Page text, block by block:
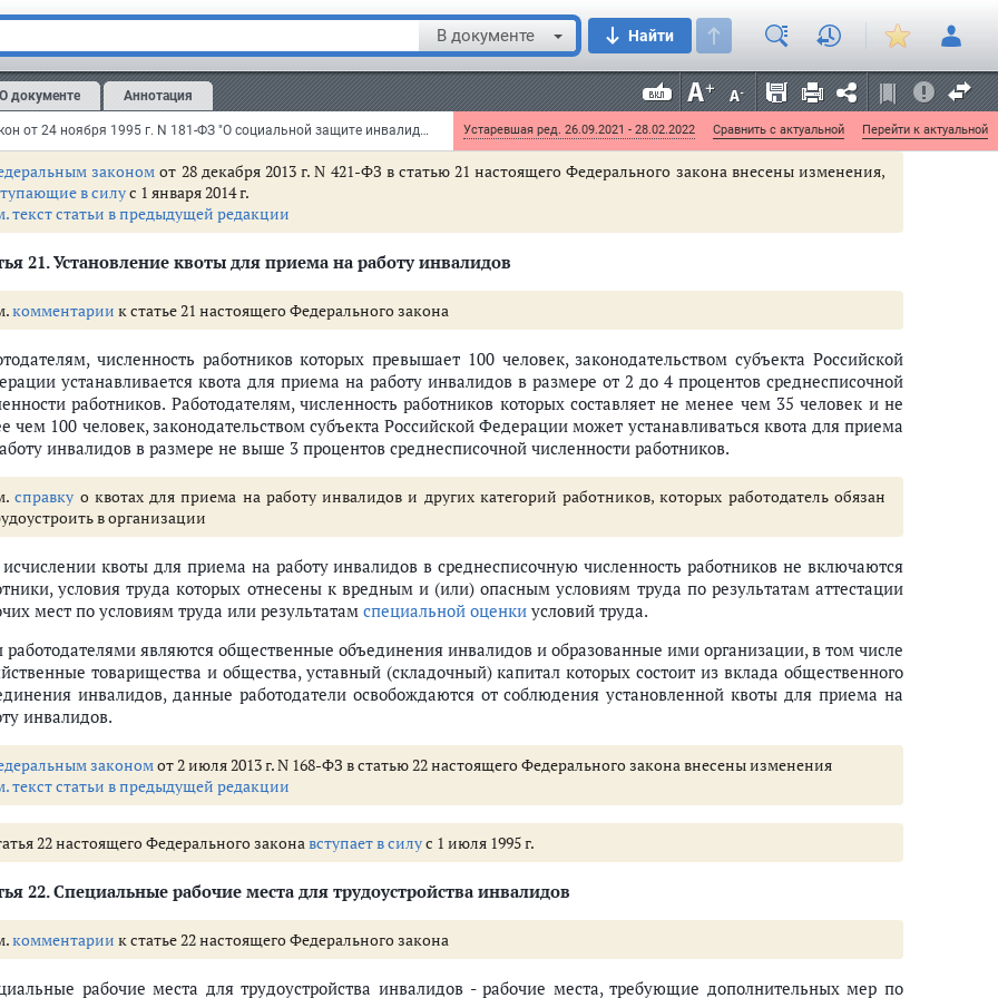
В документе Найти
О документе Аннотация
Федеральный закон от 24 ноября 1995 г. N 181-ФЗ "О социальной защите инвалидов в Российской Федерации" Устаревшая ред. 26.09.2021 - 28.02.2022 Сравнить с актуальной Перейти к актуальной
условий для предпринимательской деятельности инвалидов;
обучения инвалидов новым профессиям.
проведения специальных мероприятий, указанных вчасти первойнастоящей статьи, определяется органами
власти субъектов Российской Федерации.
законом от 28 декабря 2013 г. N 421-ФЗ в статью 21 настоящего Федерального закона внесены изменения,
в силус 1 января 2014 г.
текст статьи в предыдущей редакции
21.Установление квоты для приема на работу инвалидов
комментарии к статье 21 настоящего Федерального закона
численность работников которых превышает 100 человек, законодательством субъекта Российской
устанавливается квота для приема на работу инвалидов в размере от 2 до 4 процентов среднесписочной
работников. Работодателям, численность работников которых составляет не менее чем 35 человек и не
чем 100 человек, законодательством субъекта Российской Федерации может устанавливаться квота для приема
инвалидов в размере не выше 3 процентов среднесписочной численности работников.
справку о квотах для приема на работу инвалидов и других категорий работников, которых работодатель обязан
в организации
квоты для приема на работу инвалидов в среднесписочную численность работников не включаются
условия труда которых отнесены к вредным и (или) опасным условиям труда по результатам аттестации
мест по условиям труда или результатам специальной оценки условий труда.
работодателями являются общественные объединения инвалидов и образованные ими организации, в том числе
товарищества и общества, уставный (складочный) капитал которых состоит из вклада общественного
инвалидов, данные работодатели освобождаются от соблюдения установленной квоты для приема на
инвалидов.
закономот 2 июля 2013 г. N 168-ФЗ в статью 22 настоящего Федерального закона внесены изменения
текст статьи в предыдущей редакции
22 настоящего Федерального законавступает в силус 1 июля 1995 г.
22.Специальные рабочие места для трудоустройства инвалидов
комментарии к статье 22 настоящего Федерального закона
рабочие места для трудоустройства инвалидов - рабочие места, требующие дополнительных мер по